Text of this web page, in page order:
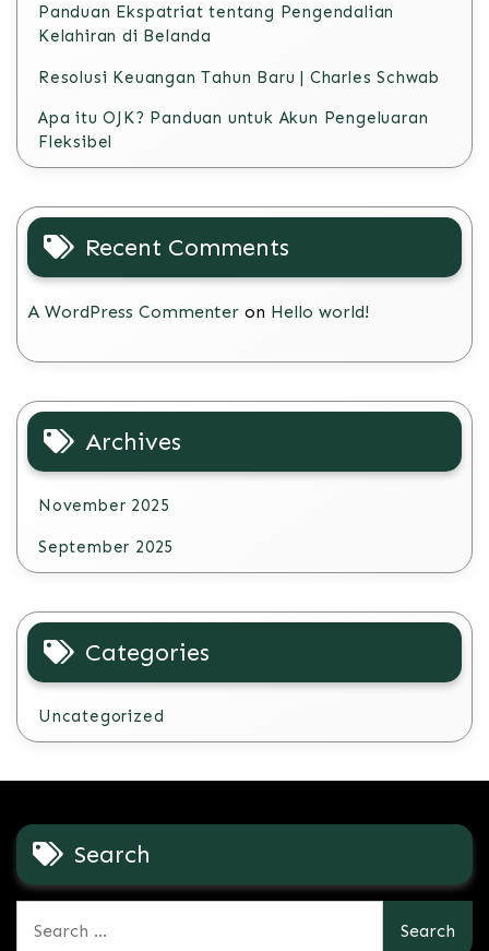
Panduan Ekspatriat tentang Pengendalian
Kelahiran di Belanda
Resolusi Keuangan Tahun Baru | Charles Schwab
Apa itu OJK? Panduan untuk Akun Pengeluaran
Fleksibel
Recent Comments
A WordPress Commenter on Hello world!
Archives
November 2025
September 2025
Categories
Uncategorized
Search
for: